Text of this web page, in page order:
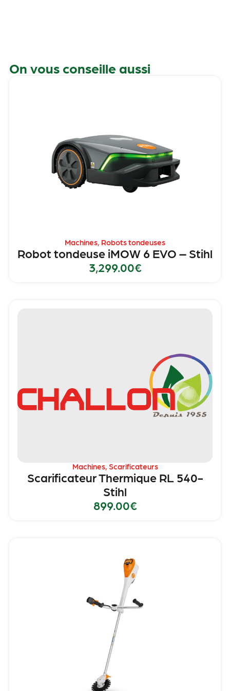
On vous conseille aussi
Machines, Robots tondeuses
Robot tondeuse iMOW 6 EVO – Stihl
3,299.00€
Machines, Scarificateurs
Scarificateur Thermique RL 540-
Stihl
899.00€